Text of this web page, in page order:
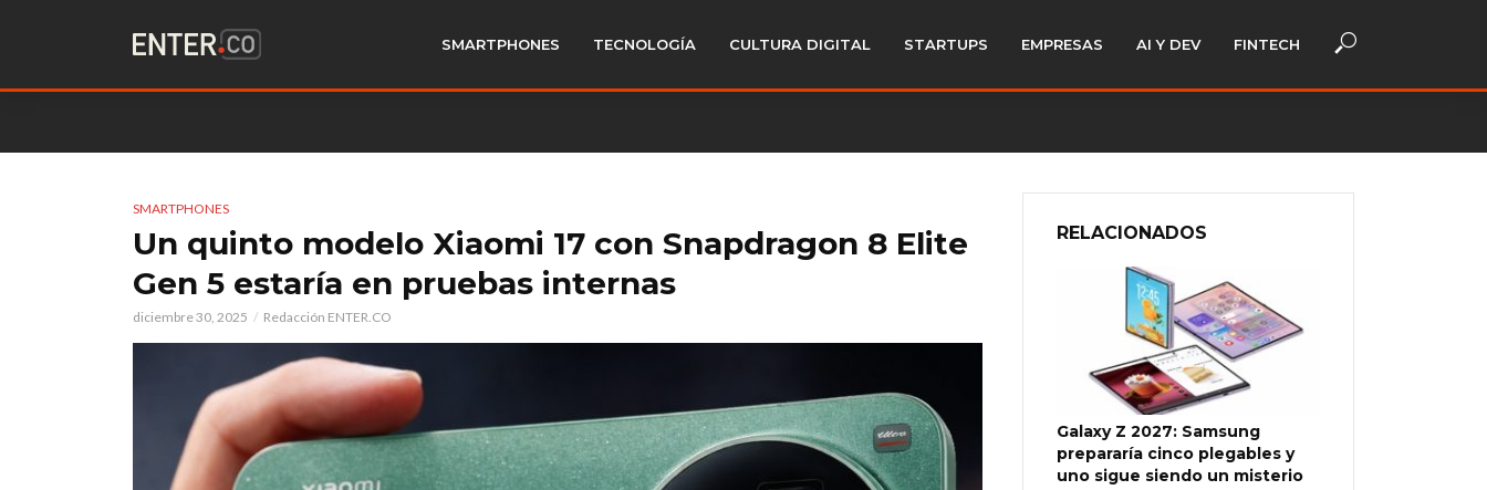
SMARTPHONES TECNOLOGÍA CULTURA DIGITAL STARTUPS EMPRESAS AI Y DEV FINTECH
SMARTPHONES
Un quinto modelo Xiaomi 17 con Snapdragon 8 Elite
Gen 5 estaría en pruebas internas
diciembre 30, 2025 Redacción ENTER.CO
RELACIONADOS
Galaxy Z 2027: Samsung
prepararía cinco plegables y
uno sigue siendo un misterio